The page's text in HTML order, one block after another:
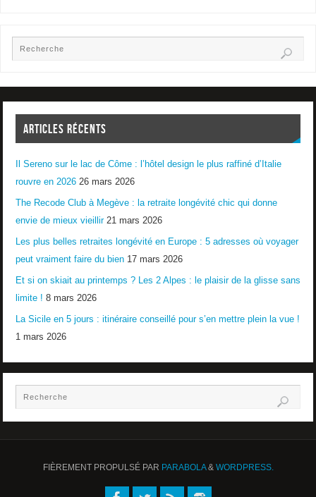
ARTICLES RÉCENTS
Il Sereno sur le lac de Côme : l’hôtel design le plus raffiné d’Italie
rouvre en 2026 26 mars 2026
The Recode Club à Megève : la retraite longévité chic qui donne
envie de mieux vieillir 21 mars 2026
Les plus belles retraites longévité en Europe : 5 adresses où voyager
peut vraiment faire du bien 17 mars 2026
Et si on skiait au printemps ? Les 2 Alpes : le plaisir de la glisse sans
limite ! 8 mars 2026
La Sicile en 5 jours : itinéraire conseillé pour s’en mettre plein la vue !
1 mars 2026
FIÈREMENT PROPULSÉ PAR PARABOLA& WORDPRESS.